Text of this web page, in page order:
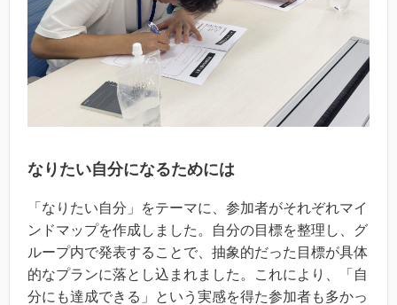
なりたい自分になるためには
「なりたい自分」をテーマに、参加者がそれぞれマイ
ンドマップを作成しました。自分の目標を整理し、グ
ループ内で発表することで、抽象的だった目標が具体
的なプランに落とし込まれました。これにより、「自
分にも達成できる」という実感を得た参加者も多かっ